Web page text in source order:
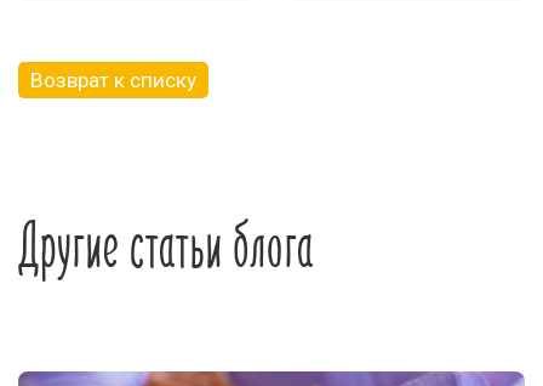
Возврат к списку
Другие статьи блога